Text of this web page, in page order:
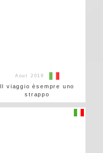
Aout 2019
Il viaggio èsempre uno
strappo